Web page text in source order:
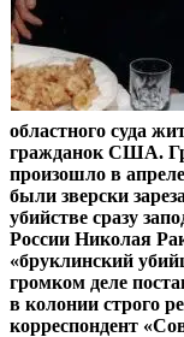
областного суда
гражданок США.
произошло в
были зверски
убийстве сразу
России Николая
«бруклинский
громком деле
в колонии строго
корреспондент